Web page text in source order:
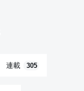
連載 305